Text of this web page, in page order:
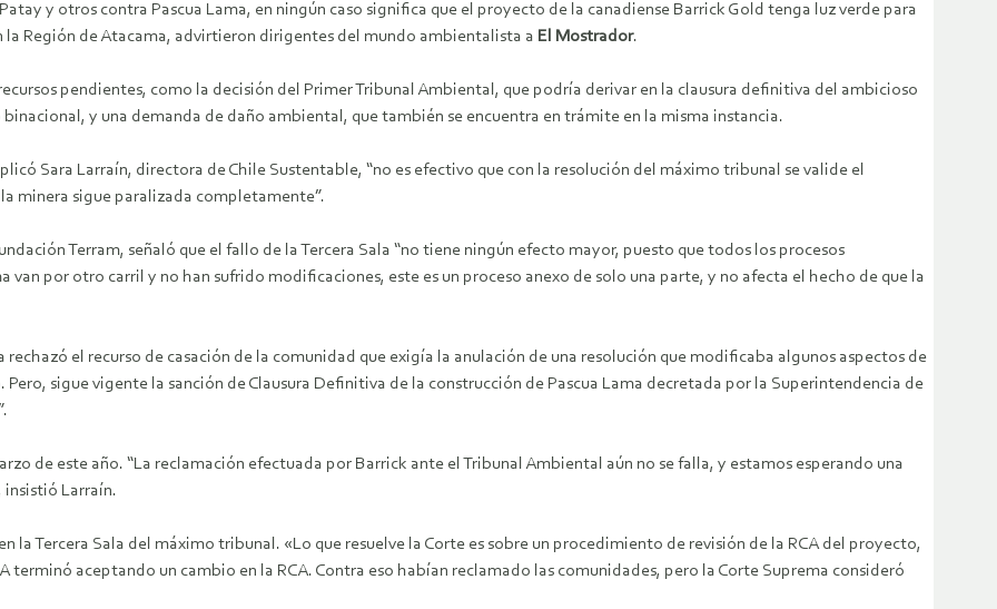
y otros contra Pascua Lama, en ningún caso significa que el proyecto de la canadiense Barrick Gold tenga luz verde para
la Región de Atacama, advirtieron dirigentes del mundo ambientalista a El Mostrador.
pendientes, como la decisión del Primer Tribunal Ambiental, que podría derivar en la clausura definitiva del ambicioso
y una demanda de daño ambiental, que también se encuentra en trámite en la misma instancia.
Sara Larraín, directora de Chile Sustentable, “no es efectivo que con la resolución del máximo tribunal se valide el
minera sigue paralizada completamente”.
Terram, señaló que el fallo de la Tercera Sala “no tiene ningún efecto mayor, puesto que todos los procesos
van por otro carril y no han sufrido modificaciones, este es un proceso anexo de solo una parte, y no afecta el hecho de que la
el recurso de casación de la comunidad que exigía la anulación de una resolución que modificaba algunos aspectos de
sigue vigente la sanción de Clausura Definitiva de la construcción de Pascua Lama decretada por la Superintendencia de
de este año. “La reclamación efectuada por Barrick ante el Tribunal Ambiental aún no se falla, y estamos esperando una
insistió Larraín.
la Tercera Sala del máximo tribunal. «Lo que resuelve la Corte es sobre un procedimiento de revisión de la RCA del proyecto,
aceptando un cambio en la RCA. Contra eso habían reclamado las comunidades, pero la Corte Suprema consideró